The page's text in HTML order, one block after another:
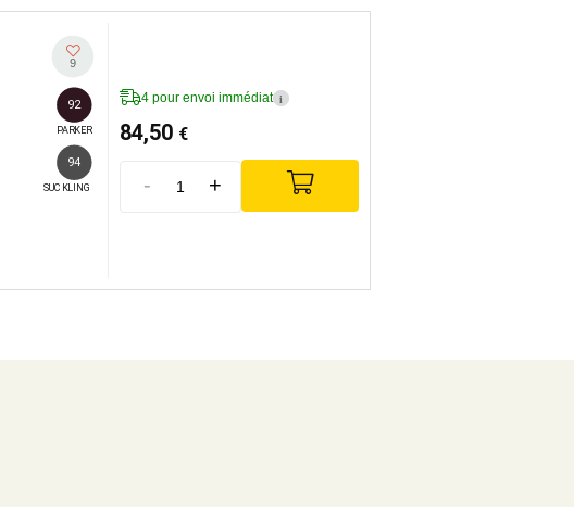
9
92
PARKER
94
SUCKLING
4 pour envoi immédiat i
84,50 €
- +